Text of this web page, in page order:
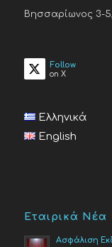
Βησσαρίωνος 3-
Follow
on X
Ελληνικά
English
Εταιρικά Νέα
Ασφάλιση